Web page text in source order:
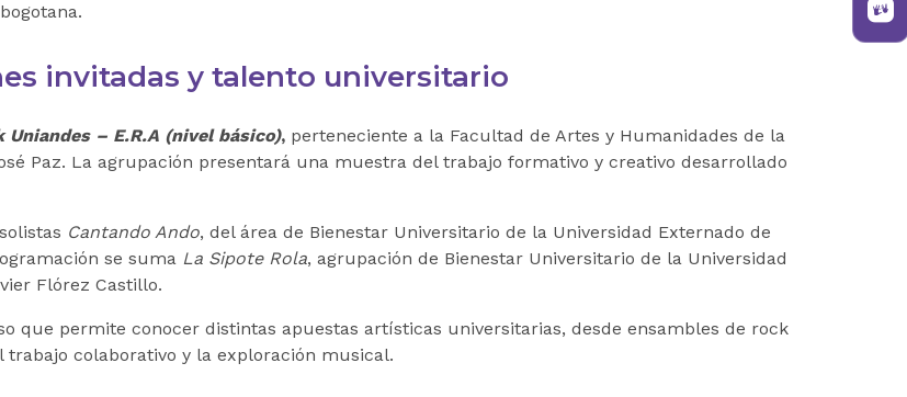
invitadas y talento universitario
Uniandes – E.R.A (nivel básico), perteneciente a la Facultad de Artes y Humanidades de la
Paz. La agrupación presentará una muestra del trabajo formativo y creativo desarrollado
Cantando Ando, del área de Bienestar Universitario de la Universidad Externado de
se suma La Sipote Rola, agrupación de Bienestar Universitario de la Universidad
Flórez Castillo.
que permite conocer distintas apuestas artísticas universitarias, desde ensambles de rock
colaborativo y la exploración musical.